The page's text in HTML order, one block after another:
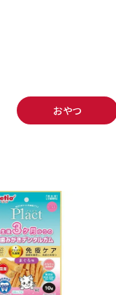
おやつ